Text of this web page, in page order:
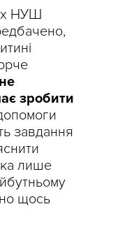
НУШ
зробити
завдання
лише
щось